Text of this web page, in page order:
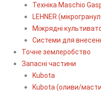
Техніка Maschio
LEHNER
Міжрядні
Системи для
Точне землеробство
Запасні частини
Kubota
Kubota (оливи/